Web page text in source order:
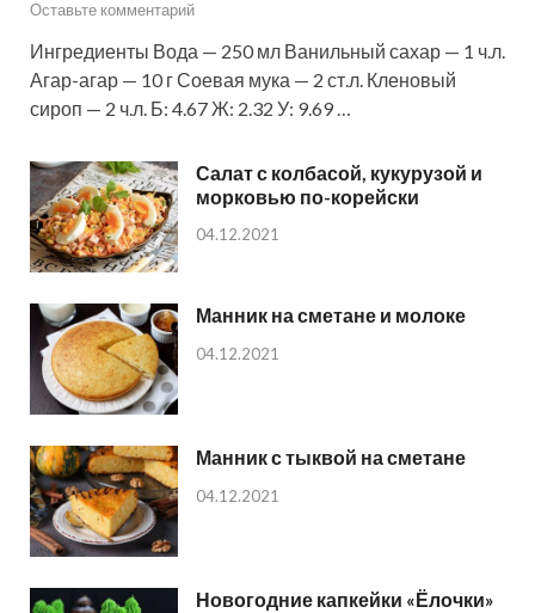
Оставьте комментарий
Ингредиенты Вода — 250 мл Ванильный сахар — 1 ч.л.
Агар-агар — 10 г Соевая мука — 2 ст.л. Кленовый
сироп — 2 ч.л. Б: 4.67 Ж: 2.32 У: 9.69 …
Салат с колбасой, кукурузой и
морковью по-корейски
04.12.2021
Манник на сметане и молоке
04.12.2021
Манник с тыквой на сметане
04.12.2021
Новогодние капкейки «Ёлочки»